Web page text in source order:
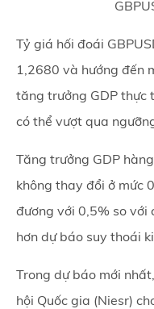
Tỷ giá hối đoái
1,2680 và hướng đến
tăng trưởng GDP thực
có thể vượt qua
Tăng trưởng GDP
không thay đổi ở mức
đương với 0,5% so với
hơn dự báo suy thoái
Trong dự báo mới
hội Quốc gia (Niesr)